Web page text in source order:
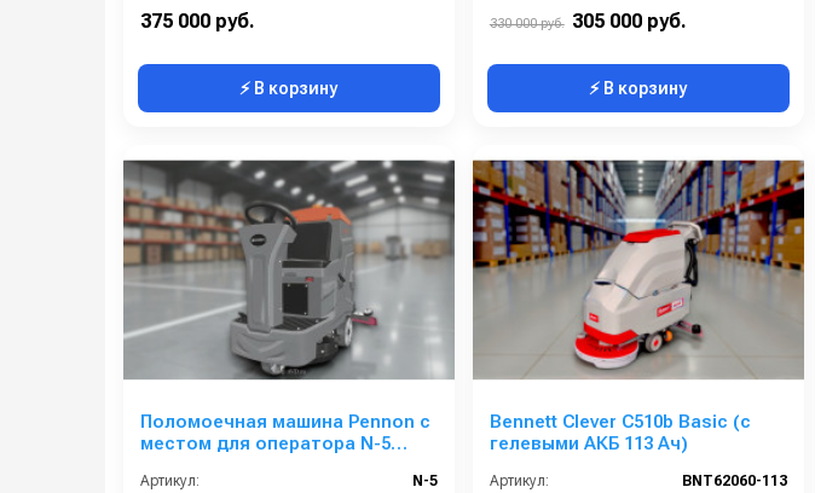
375 000 руб.
⚡ В корзину
330 000 руб. 305 000 руб.
⚡ В корзину
Поломоечная машина Pennon с
местом для оператора N-5
Артикул: N-5
Bennett Clever C510b Basic (с
гелевыми АКБ 113 Ач)
Артикул: BNT62060-113